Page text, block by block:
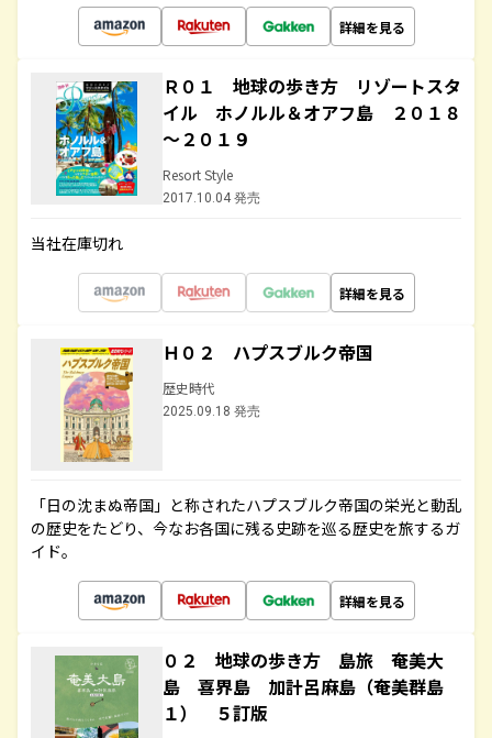
詳細を見る
Ｒ０１ 地球の歩き方 リゾートスタ
イル ホノルル＆オアフ島 ２０１８
～２０１９
Resort Style
2017.10.04 発売
当社在庫切れ
詳細を見る
Ｈ０２ ハプスブルク帝国
歴史時代
2025.09.18 発売
「日の沈まぬ帝国」と称されたハプスブルク帝国の栄光と動乱
の歴史をたどり、今なお各国に残る史跡を巡る歴史を旅するガ
イド。
詳細を見る
０２ 地球の歩き方 島旅 奄美大
島 喜界島 加計呂麻島（奄美群島
１） ５訂版